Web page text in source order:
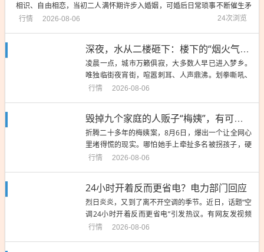
相识、自由相恋，当初二人满怀期许步入婚姻，可婚后日常琐事不断催生矛
盾，争吵日渐频繁。孩子降生未能缓和家庭关系，两人在孩子取名这件事上
行情 2026-08-06 24次浏览
深夜，水从二楼砸下：楼下的“烟火气”，就是楼上居民的棺材钉！
凌晨一点，城市万籁俱寂，大多数人早已进入梦乡。
唯独临街夜宵街，喧嚣刺耳、人声鼎沸。划拳嘶吼、
酒瓶碰撞、桌椅拖拽的噪音，穿透黑夜、直冲天井。
然砸落，路灯下，水花炸裂，直接泼向夜宵摊桌椅和
正在吃喝的食客。顾客...
行情 2026-08-06
毁掉九个家庭的人贩子“梅姨”，有可能判不了死刑？舆论哗然
折腾二十多年的梅姨案，8月6日，爆出一个让全网心
里堵得慌的现实。哪怕她手上牵扯多名被拐孩子，硬
生生拆散无数个家庭，一旦审判的时候年龄满75岁，
传的“梅姨”真实姓名为谢家梅，案件移交检察院审查
起诉，马上就要推进...
行情 2026-08-06
24小时开着反而更省电？电力部门回应
烈日炎炎，又到了离不开空调的季节。近日，话题“空
调24小时开着反而更省电”引发热议。有网友发视频
称，自己实验了一下，24小时不关空调，一个月电费
行情 2026-08-06